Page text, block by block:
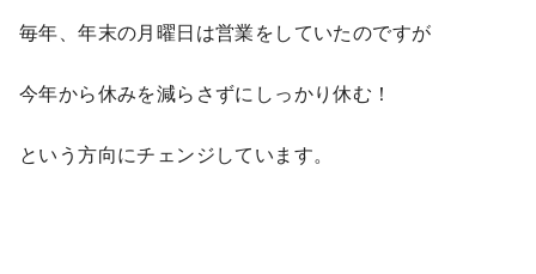
毎年、年末の月曜日は営業をしていたのですが
今年から休みを減らさずにしっかり休む！
という方向にチェンジしています。